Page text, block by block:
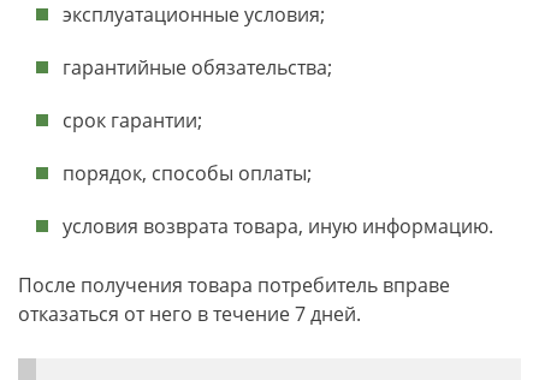
эксплуатационные условия;
гарантийные обязательства;
срок гарантии;
порядок, способы оплаты;
условия возврата товара, иную информацию.
После получения товара потребитель вправе
отказаться от него в течение 7 дней.